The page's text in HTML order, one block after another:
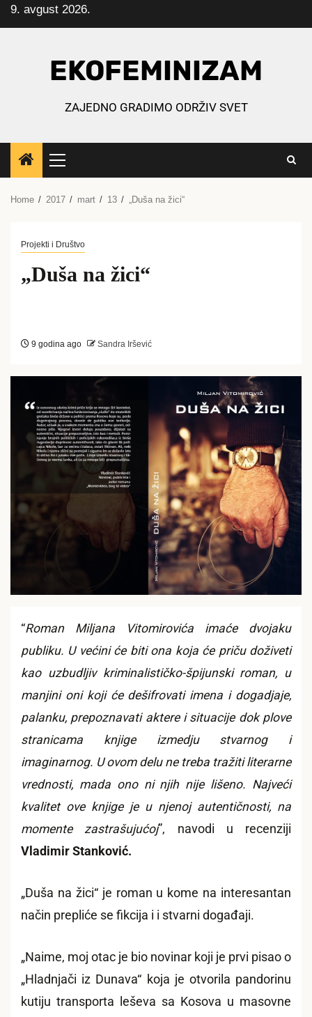
Skip
to
9. avgust 2026.
EKOFEMINIZAM
ZAJEDNO GRADIMO ODRŽIV SVET
Primary
Menu
Home 2017 mart 13 „Duša na žici“
Projekti i Društvo
„Duša na žici“
9 godina ago Sandra Iršević
“Roman Miljana Vitomirovića imaće dvojaku
publiku. U većini će biti ona koja će priču doživeti
kao uzbudljiv kriminalističko-špijunski roman, u
manjini oni koji će dešifrovati imena i dogadjaje,
palanku, prepoznavati aktere i situacije dok plove
stranicama knjige izmedju stvarnog i
imaginarnog. U ovom delu ne treba tražiti literarne
vrednosti, mada ono ni njih nije lišeno. Najveći
kvalitet ove knjige je u njenoj autentičnosti, na
momente zastrašujućoj”, navodi u recenziji
Vladimir Stanković.
„Duša na žici“ je roman u kome na interesantan
način prepliće se fikcija i i stvarni događaji.
„Naime, moj otac je bio novinar koji je prvi pisao o
„Hladnjači iz Dunava“ koja je otvorila pandorinu
kutiju transporta leševa sa Kosova u masovne